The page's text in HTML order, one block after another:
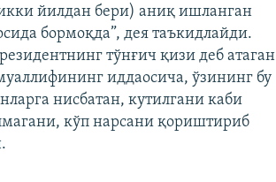
йилдан бери) аниқ ишланган
бормоқда”, дея таъкидлайди.
тўнғич қизи деб атаган
иддаосича, ўзининг бу
нисбатан, кутилгани каби
кўп нарсани қориштириб